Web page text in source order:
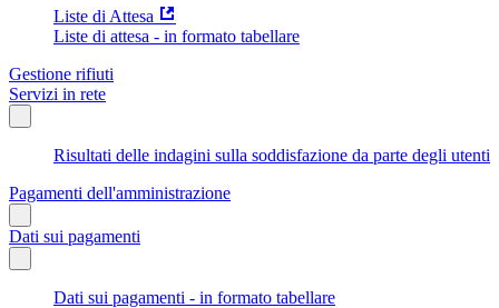
Liste di Attesa
Liste di attesa - in formato tabellare
Gestione rifiuti
Servizi in rete
Risultati delle indagini sulla soddisfazione da parte degli utenti
Pagamenti dell'amministrazione
Dati sui pagamenti
Dati sui pagamenti - in formato tabellare